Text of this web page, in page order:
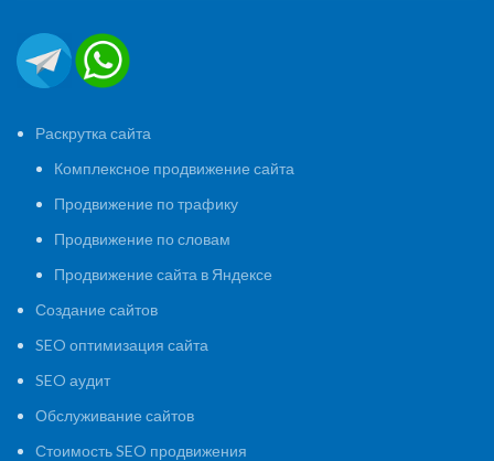
Раскрутка сайта
Комплексное продвижение сайта
Продвижение по трафику
Продвижение по словам
Продвижение сайта в Яндексе
Создание сайтов
SEO оптимизация сайта
SEO аудит
Обслуживание сайтов
Стоимость SEO продвижения